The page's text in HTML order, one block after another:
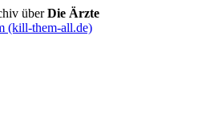
überDie Ärzte
(kill-them-all.de)